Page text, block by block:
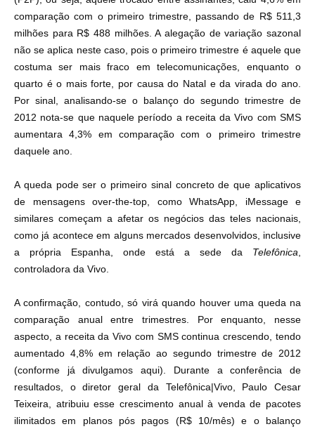
comparação com o primeiro trimestre, passando de R$ 511,3
milhões para R$ 488 milhões. A alegação de variação sazonal
não se aplica neste caso, pois o primeiro trimestre é aquele que
costuma ser mais fraco em telecomunicações, enquanto o
quarto é o mais forte, por causa do Natal e da virada do ano.
Por sinal, analisando-se o balanço do segundo trimestre de
2012 nota-se que naquele período a receita da Vivo com SMS
aumentara 4,3% em comparação com o primeiro trimestre
daquele ano.
A queda pode ser o primeiro sinal concreto de que aplicativos
de mensagens over-the-top, como WhatsApp, iMessage e
similares começam a afetar os negócios das teles nacionais,
como já acontece em alguns mercados desenvolvidos, inclusive
a própria Espanha, onde está a sede da Telefônica
controladora da Vivo.
A confirmação, contudo, só virá quando houver uma queda na
comparação anual entre trimestres. Por enquanto, nesse
aspecto, a receita da Vivo com SMS continua crescendo, tendo
aumentado 4,8% em relação ao segundo trimestre de 2012
(conforme já divulgamos aqui). Durante a conferência de
resultados, o diretor geral da Telefônica|Vivo, Paulo Cesar
Teixeira, atribuiu esse crescimento anual à venda de pacotes
ilimitados em planos pós pagos (R$ 10/mês) e o balanço